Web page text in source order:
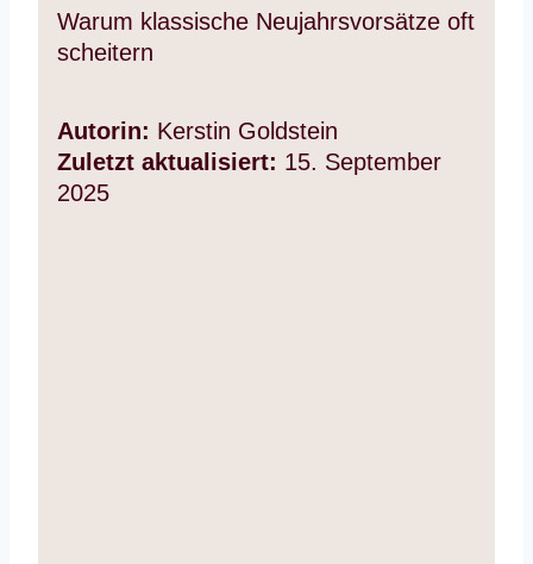
Warum klassische Neujahrsvorsätze oft
scheitern
Autorin: Kerstin Goldstein
Zuletzt aktualisiert: 15. September
2025